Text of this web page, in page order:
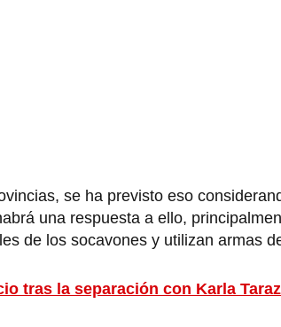
se ha previsto eso
una respuesta a ello,
de los socavones y utilizan armas
tras la separación con Karla